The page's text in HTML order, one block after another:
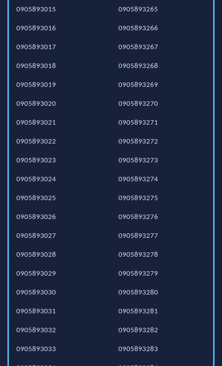
0905893015
0905893016
0905893017
0905893018
0905893019
0905893020
0905893021
0905893022
0905893023
0905893024
0905893025
0905893026
0905893027
0905893028
0905893029
0905893030
0905893031
0905893032
0905893033
0905893265
0905893266
0905893267
0905893268
0905893269
0905893270
0905893271
0905893272
0905893273
0905893274
0905893275
0905893276
0905893277
0905893278
0905893279
0905893280
0905893281
0905893282
0905893283